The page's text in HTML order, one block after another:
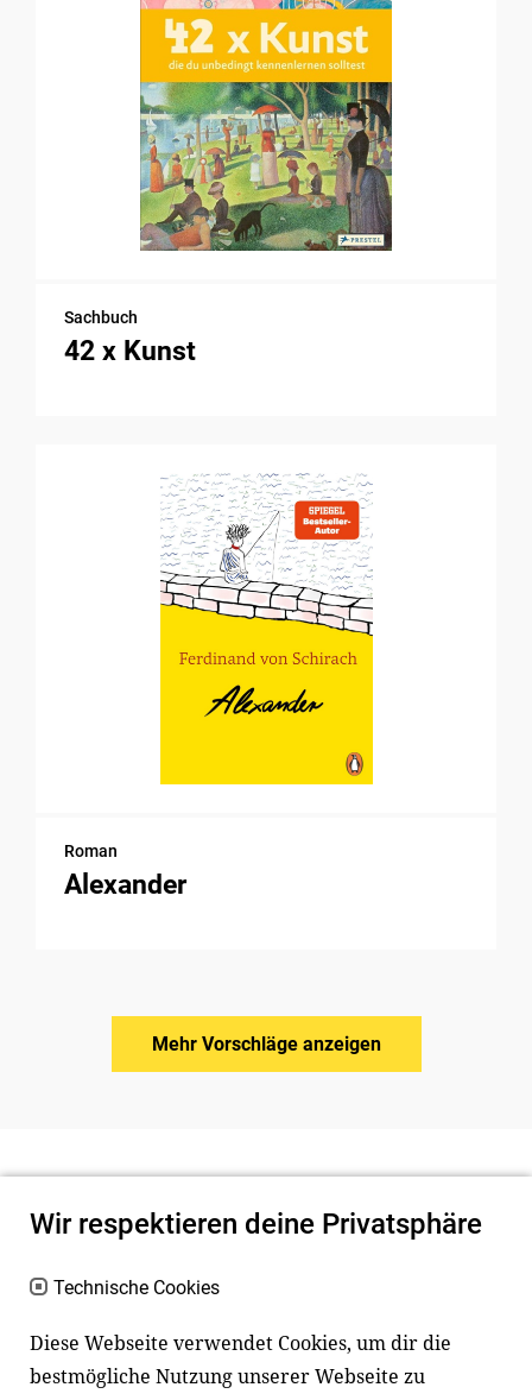
Sachbuch
42 x Kunst
Roman
Alexander
Mehr Vorschläge anzeigen
Wir respektieren deine Privatsphäre
Technische Cookies
Diese Webseite verwendet Cookies, um dir die
bestmögliche Nutzung unserer Webseite zu